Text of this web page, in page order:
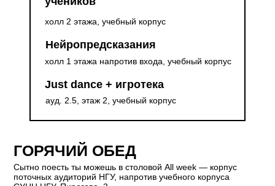
Just dance + игротека
ауд. 2.5, этаж 2, учебный корпус
холл 2 этажа, учебный корпус
Нейропредсказания
холл 1 этажа напротив входа, учебный корпус
Сытно поесть ты можешь в столовой All week — корпус
поточных аудиторий НГУ, напротив учебного корпуса
ГОРЯЧИЙ ОБЕД